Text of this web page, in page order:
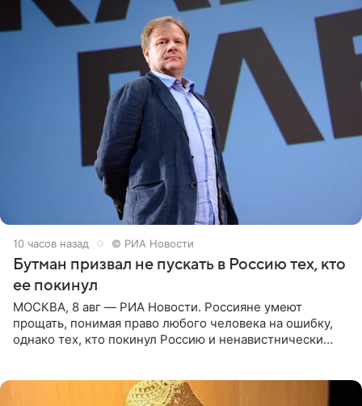
10 часов назад © РИА Новости
Бутман призвал не пускать в Россию тех, кто
ее покинул
МОСКВА, 8 авг — РИА Новости. Россияне умеют
прощать, понимая право любого человека на ошибку,
однако тех, кто покинул Россию и ненавистнически